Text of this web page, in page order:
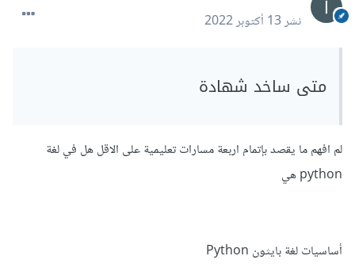
نشر13 أكتوبر 2022
متى ساخد شهادة
لم افهم ما يقصد بإتمام اربعة مسارات تعليمية على الاقل هل في لغة
python هي
أساسيات لغة بايثون Python